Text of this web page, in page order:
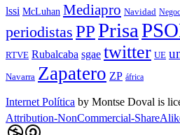
lssi McLuhan Mediapro Navidad
periodistas PPPrisa
RTVE Rubalcaba sgae twitter UE
Navarra Zapatero ZP áfrica
Internet Política by Montse Doval is
Attribution-NonCommercial-